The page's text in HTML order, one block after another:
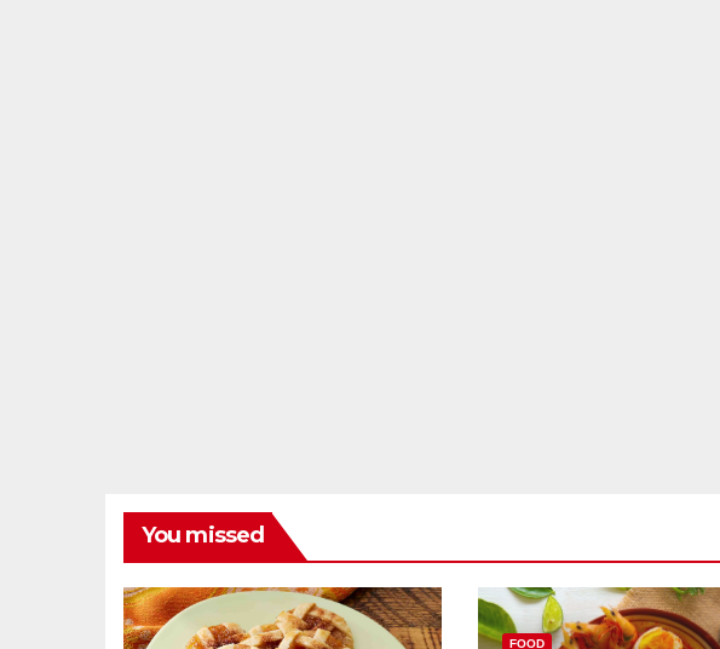
You missed
FOOD